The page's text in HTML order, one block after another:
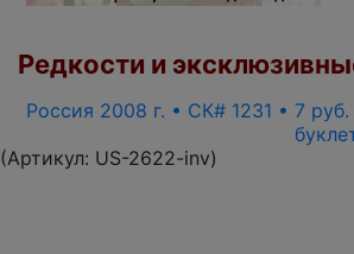
Редкости и
Россия 2008 г. • СК# 1231 • 7
(Артикул: US-2622-inv)